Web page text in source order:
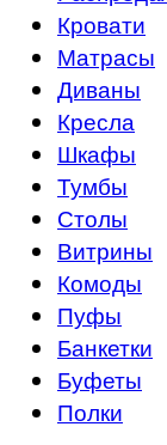
Кровати
Матрасы
Диваны
Кресла
Шкафы
Тумбы
Столы
Витрины
Комоды
Пуфы
Банкетки
Буфеты
Полки